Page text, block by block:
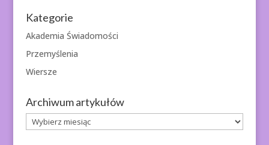
Kategorie
Akademia Świadomości
Przemyślenia
Wiersze
Archiwum artykułów
Archiwum
artykułów